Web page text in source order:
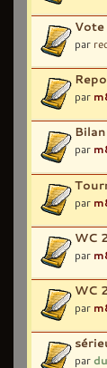
par
par
par
par
WC
par
WC
par
par